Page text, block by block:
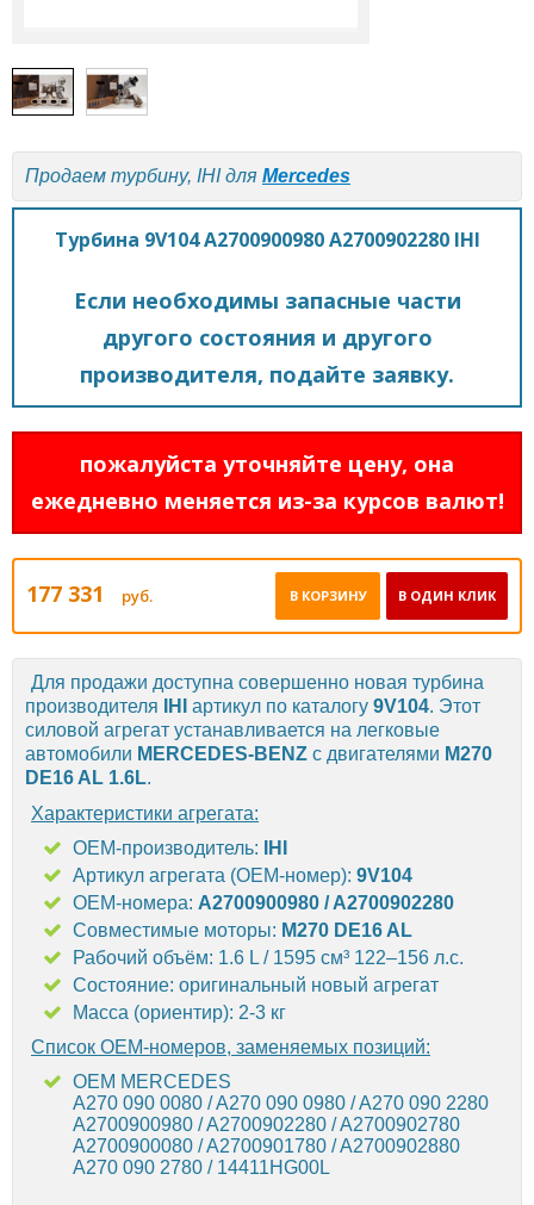
Продаем турбину, IHI для Mercedes
Турбина 9V104 A2700900980 A2700902280 IHI
Если необходимы запасные части
другого состояния и другого
производителя, подайте заявку.
пожалуйста уточняйте цену, она
ежедневно меняется из-за курсов валют!
177 331 руб. В ОДИН КЛИК
В КОРЗИНУ
Для продажи доступна совершенно новая турбина
производителя
IHI артикул по каталогу 9V104. Этот
силовой агрегат устанавливается на легковые
автомобили MERCEDES-BENZ с двигателями M270
DE16 AL 1.6L.
Характеристики агрегата:
OEM-производитель:
IHI
Артикул агрегата (OEM-номер): 9V104
OEM-номера: A2700900980 / A2700902280
Совместимые моторы: M270 DE16 AL
Рабочий объём: 1.6 L / 1595 см³ 122–156 л.с.
Состояние: оригинальный новый агрегат
Масса (ориентир): 2-3 кг
Список OEM-номеров, заменяемых позиций:
OEM MERCEDES
A270 090 0080 / A270 090 0980 / A270 090 2280
A2700900980 / A2700902280 / A2700902780
A2700900080 / A2700901780 / A2700902880
A270 090 2780 / 14411HG00L